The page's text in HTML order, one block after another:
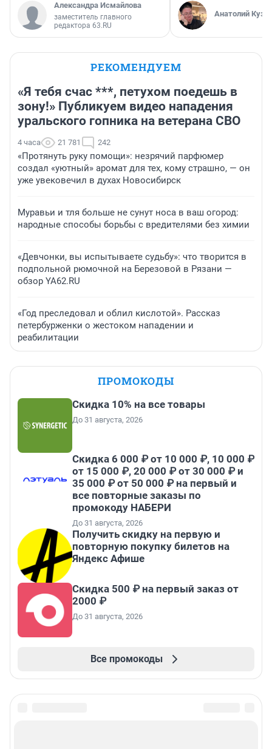
Александра Исмайлова
заместитель главного
редактора 63.RU
Анатолий
РЕКОМЕНДУЕМ
«Я тебя счас ***, петухом поедешь в
зону!» Публикуем видео нападения
уральского гопника на ветерана СВО
4 часа 21 781 242
«Протянуть руку помощи»: незрячий парфюмер
создал «уютный» аромат для тех, кому страшно, — он
уже увековечил в духах Новосибирск
Муравьи и тля больше не сунут носа в ваш огород:
народные способы борьбы с вредителями без химии
«Девчонки, вы испытываете судьбу»: что творится в
подпольной рюмочной на Березовой в Рязани —
обзор YA62.RU
«Год преследовал и облил кислотой». Рассказ
петербурженки о жестоком нападении и
реабилитации
ПРОМОКОДЫ
Скидка 10% на все товары
До 31 августа, 2026
Скидка 6 000 ₽ от 10 000 ₽, 10 000 ₽
от 15 000 ₽, 20 000 ₽ от 30 000 ₽ и
35 000 ₽ от 50 000 ₽ на первый и
все повторные заказы по
промокоду НАБЕРИ
До 31 августа, 2026
Получить скидку на первую и
повторную покупку билетов на
Яндекс Афише
Скидка 500 ₽ на первый заказ от
2000 ₽
До 31 августа, 2026
Все промокоды